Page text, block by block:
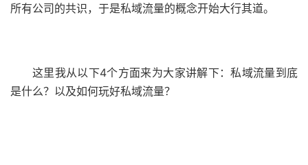
所有公司的共识，于是私域流量的概念开始大行其道。
这里我从以下4个方面来为大家讲解下：私域流量到底
是什么？以及如何玩好私域流量？